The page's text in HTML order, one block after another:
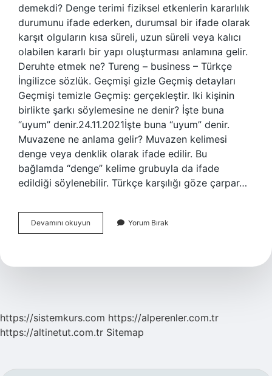
demekdi? Denge terimi fiziksel etkenlerin kararlılık
durumunu ifade ederken, durumsal bir ifade olarak
karşıt olguların kısa süreli, uzun süreli veya kalıcı
olabilen kararlı bir yapı oluşturması anlamına gelir.
Deruhte etmek ne? Tureng – business – Türkçe
İngilizce sözlük. Geçmişi gizle Geçmiş detayları
Geçmişi temizle Geçmiş: gerçekleştir. Iki kişinin
birlikte şarkı söylemesine ne denir? İşte buna
“uyum” denir.24.11.2021İşte buna “uyum” denir.
Muvazene ne anlama gelir? Muvazen ​​kelimesi
denge veya denklik olarak ifade edilir. Bu
bağlamda “denge” kelime grubuyla da ifade
edildiği söylenebilir. Türkçe karşılığı göze çarpar…
Devamını okuyun Dömivole
Ne
Yorum Bırak
https://sistemkurs.com https://alperenler.com.tr
https://altinetut.com.tr Sitemap